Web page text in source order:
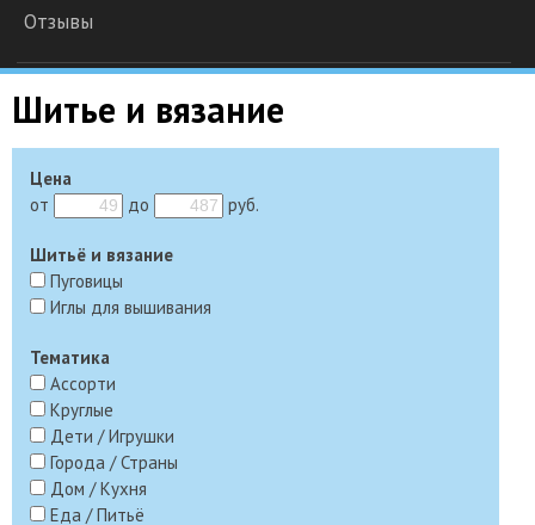
Отзывы
Шитье и вязание
Цена
от
до руб.
Шитьё и вязание
Пуговицы
Иглы для вышивания
Тематика
Ассорти
Круглые
Дети / Игрушки
Города / Страны
Дом / Кухня
Еда / Питьё